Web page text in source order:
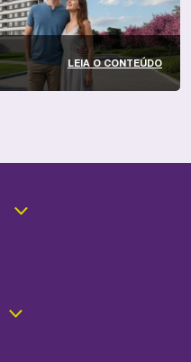
LEIA O CONTEÚDO